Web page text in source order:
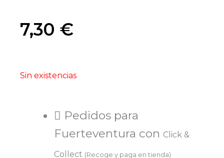
7,30 €
Sin existencias
Pedidos para
Fuerteventura con Click &
Collect (Recoge y paga en tienda)